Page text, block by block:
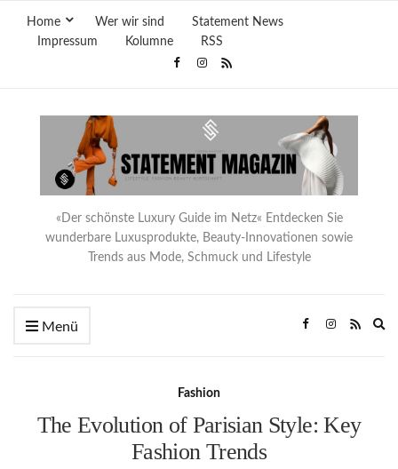
Home Wer wir sind
Statement News
Impressum
Kolumne RSS
«Der schönste Luxury Guide im Netz« Entdecken Sie
wunderbare Luxusprodukte, Beauty-Innovationen sowie
Trends aus Mode, Schmuck und Lifestyle
Menü
Fashion
The Evolution of Parisian Style: Key
Fashion Trends